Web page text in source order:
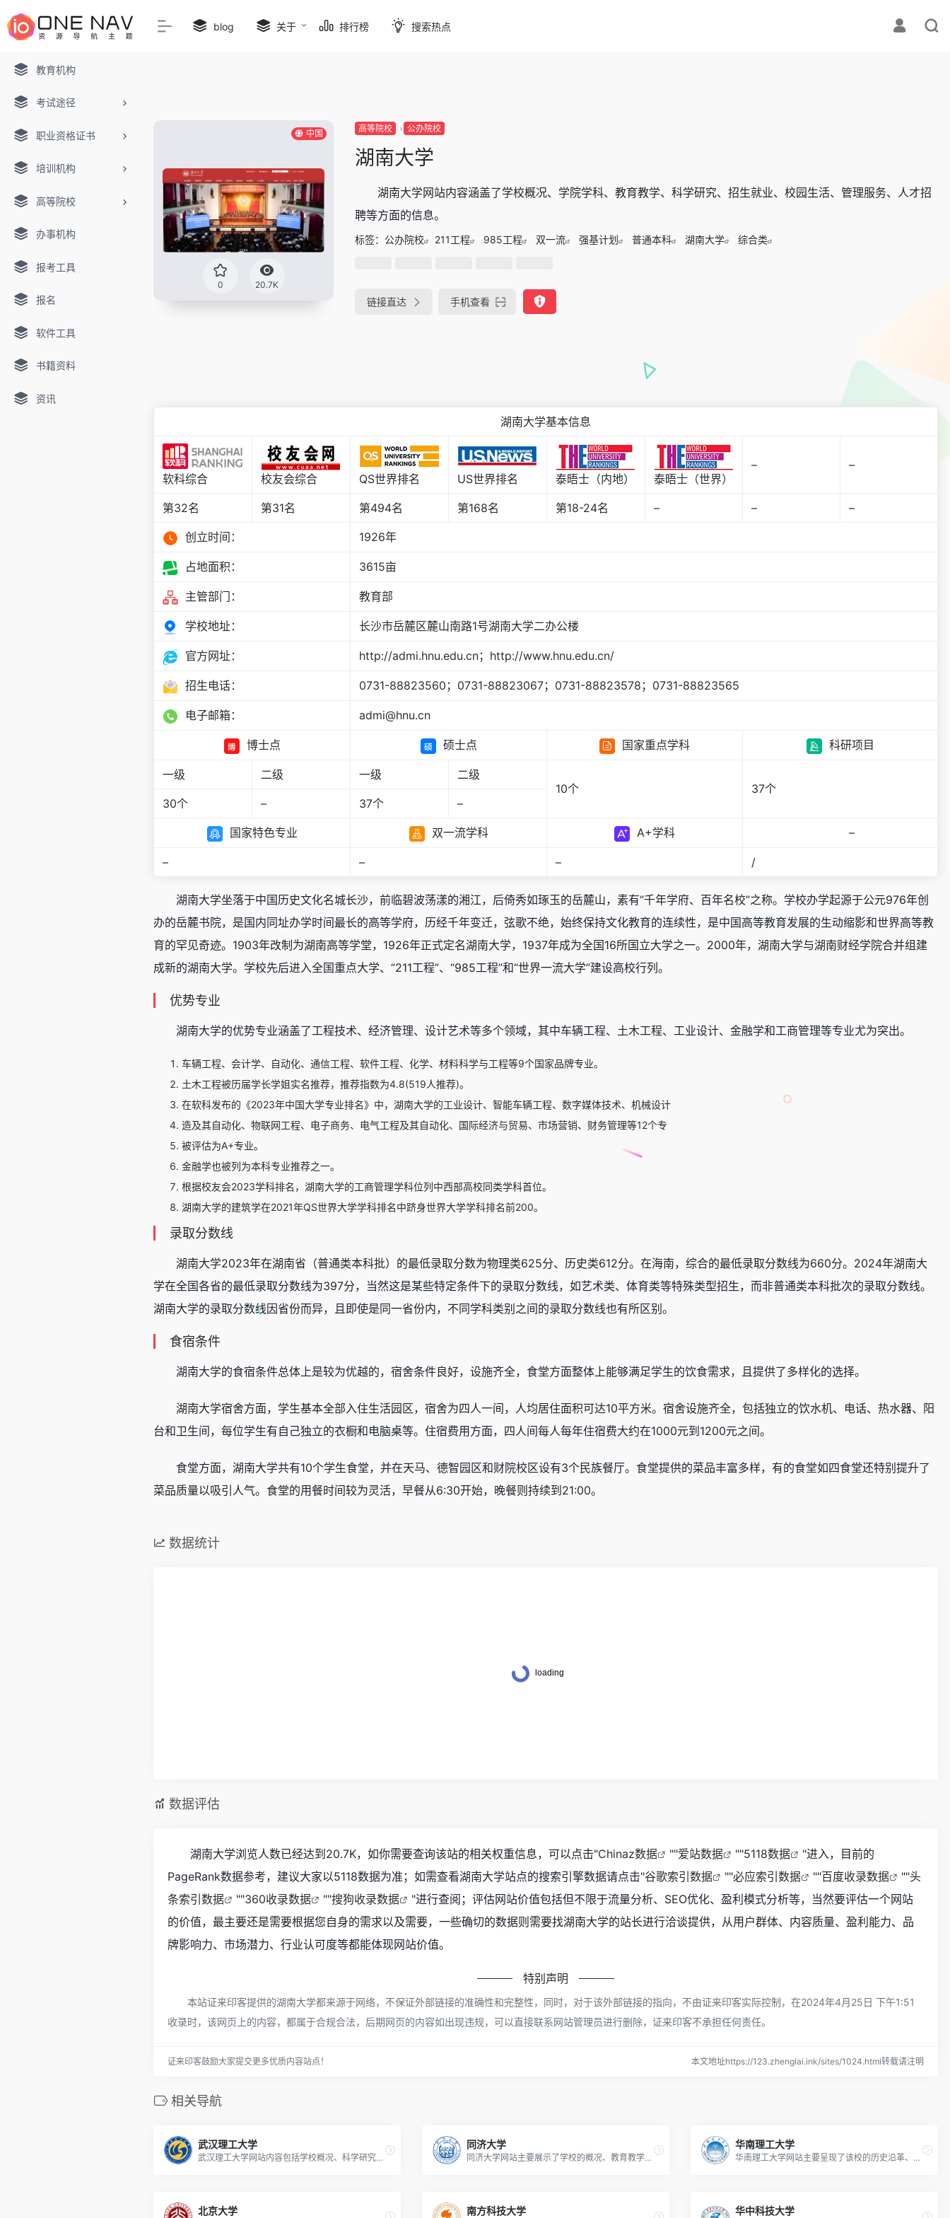
教育机构
考试途径
职业资格证书
培训机构
高等院校
办事机构
报考工具
报名
软件工具
书籍资料
资讯
blog 关于 排行榜 搜索热点
中国
0 20.7K
高等院校 公办院校
湖南大学
湖南大学网站内容涵盖了学校概况、学院学科、教育教学、科学研究、招生就业、校园生活、管理服务、人才招
聘等方面的信息。
标签： 公办院校 211工程 985工程 双一流 强基计划 普通本科 湖南大学 综合类
链接直达 手机查看
湖南大学基本信息
软科综合 校友会综合 QS世界排名 US世界排名 泰晤士（内地） 泰晤士（世界）
– –
第32名 第31名 第494名 第168名 第18-24名 – – –
创立时间： 1926年
占地面积： 3615亩
主管部门： 教育部
学校地址： 长沙市岳麓区麓山南路1号湖南大学二办公楼
官方网址： http://admi.hnu.edu.cn；http://www.hnu.edu.cn/
招生电话： 0731-88823560；0731-88823067；0731-88823578；0731-88823565
电子邮箱： admi@hnu.cn
博士点 硕士点 国家重点学科 科研项目
一级 二级 一级
二级
10个
37个
30个
– 37个 –
国家特色专业 双一流学科 A+学科 –
– – – /
湖南大学坐落于中国历史文化名城长沙，前临碧波荡漾的湘江，后倚秀如琢玉的岳麓山，素有“千年学府、百年名校”之称。学校办学起源于公元976年创
办的岳麓书院，是国内同址办学时间最长的高等学府，历经千年变迁，弦歌不绝，始终保持文化教育的连续性，是中国高等教育发展的生动缩影和世界高等教
育的罕见奇迹。1903年改制为湖南高等学堂，1926年正式定名湖南大学，1937年成为全国16所国立大学之一。2000年，湖南大学与湖南财经学院合并组建
成新的湖南大学。学校先后进入全国重点大学、“211工程”、“985工程”和“世界一流大学”建设高校行列。
优势专业
湖南大学的优势专业涵盖了工程技术、经济管理、设计艺术等多个领域，其中车辆工程、土木工程、工业设计、金融学和工商管理等专业尤为突出。
车辆工程、会计学、自动化、通信工程、软件工程、化学、材料科学与工程等9个国家品牌专业。
土木工程被历届学长学姐实名推荐，推荐指数为4.8(519人推荐)。
在软科发布的《2023年中国大学专业排名》中，湖南大学的工业设计、智能车辆工程、数字媒体技术、机械设计
造及其自动化、物联网工程、电子商务、电气工程及其自动化、国际经济与贸易、市场营销、财务管理等12个专
被评估为A+专业。
金融学也被列为本科专业推荐之一。
根据校友会2023学科排名，湖南大学的工商管理学科位列中西部高校同类学科首位。
湖南大学的建筑学在2021年QS世界大学学科排名中跻身世界大学学科排名前200。
录取分数线
湖南大学2023年在湖南省（普通类本科批）的最低录取分数为物理类625分、历史类612分。在海南，综合的最低录取分数线为660分。​2024年湖南大
学在全国各省的最低录取分数线为397分，当然这是某些特定条件下的录取分数线，如艺术类、体育类等特殊类型招生，而非普通类本科批次的录取分数线。
湖南大学的录取分数线因省份而异，且即使是同一省份内，不同学科类别之间的录取分数线也有所区别。
食宿条件
湖南大学的食宿条件总体上是较为优越的，宿舍条件良好，设施齐全，食堂方面整体上能够满足学生的饮食需求，且提供了多样化的选择。​
湖南大学宿舍方面，学生基本全部入住生活园区，宿舍为四人一间，人均居住面积可达10平方米。宿舍设施齐全，包括独立的饮水机、电话、热水器、阳
台和卫生间，每位学生有自己独立的衣橱和电脑桌等。住宿费用方面，四人间每人每年住宿费大约在1000元到1200元之间。
食堂方面，湖南大学共有10个学生食堂，并在天马、德智园区和财院校区设有3个民族餐厅。食堂提供的菜品丰富多样，有的食堂如四食堂还特别提升了
菜品质量以吸引人气。食堂的用餐时间较为灵活，早餐从6:30开始，晚餐则持续到21:00。
数据统计
数据评估
湖南大学浏览人数已经达到20.7K，如你需要查询该站的相关权重信息，可以点击"Chinaz数据 ""爱站数据 ""5118数据
"进入，目前的
PageRank数据参考，建议大家以5118数据为准；如需查看湖南大学站点的搜索引擎数据请点击"谷歌索引数据 ""必应索引数据 ""百度收录数据 ""头
条索引数据
""360收录数据 ""搜狗收录数据
"进行查阅；评估网站价值包括但不限于流量分析、SEO优化、盈利模式分析等，当然要评估一个网站
的价值，最主要还是需要根据您自身的需求以及需要，一些确切的数据则需要找湖南大学的站长进行洽谈提供，从用户群体、内容质量、盈利能力、品
牌影响力、市场潜力、行业认可度等都能体现网站价值。
特别声明
本站证来印客提供的湖南大学都来源于网络，不保证外部链接的准确性和完整性，同时，对于该外部链接的指向，不由证来印客实际控制，在2024年4月25日 下午1:51
收录时，该网页上的内容，都属于合规合法，后期网页的内容如出现违规，可以直接联系网站管理员进行删除，证来印客不承担任何责任。
证来印客鼓励大家提交更多优质内容站点！ 本文地址https://123.zhenglai.ink/sites/1024.html转载请注明
相关导航
武汉理工大学
武汉理工大学网站内容包括学校概况、科学研究、教育教学、招生就业、国际交流等方面的信息，旨在展示学校的办学特色和成果，为师生、校友和社会各界提供服务和交流平台。
同济大学
同济大学网站主要展示了学校的概况、教育教学、科研成果、校园动态等多方面的丰富信息。
华南理工大学
华南理工大学网站主要呈现了该校的历史沿革、学科建设、师资力量、科研创新、招生信息及校园动态等内容。
北京大学 南方科技大学 华中科技大学